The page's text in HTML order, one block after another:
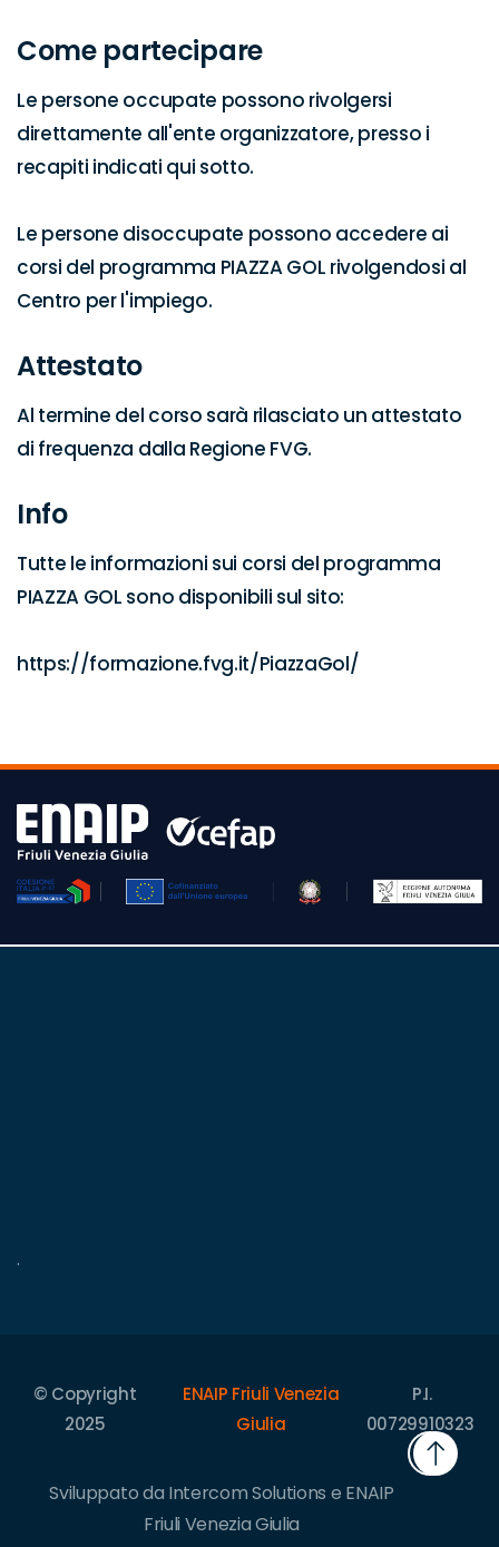
Come partecipare
Le persone occupate possono rivolgersi
direttamente all'ente organizzatore, presso i
recapiti indicati qui sotto.
Le persone disoccupate possono accedere ai
corsi del programma PIAZZA GOL rivolgendosi al
Centro per l'impiego.
Attestato
Al termine del corso sarà rilasciato un attestato
di frequenza dalla Regione FVG.
Info
Tutte le informazioni sui corsi del programma
PIAZZA GOL sono disponibili sul sito:
https://formazione.fvg.it/PiazzaGol/
.
© Copyright
2025
ENAIP Friuli Venezia
Giulia
P.I.
00729910323
Sviluppato da Intercom Solutions e ENAIP
Friuli Venezia Giulia